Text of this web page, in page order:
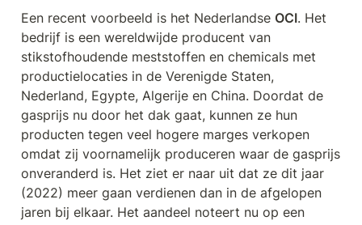
Een recent voorbeeld is het Nederlandse OCI. Het
bedrijf is een wereldwijde producent van
stikstofhoudende meststoffen en chemicals met
productielocaties in de Verenigde Staten,
Nederland, Egypte, Algerije en China. Doordat de
gasprijs nu door het dak gaat, kunnen ze hun
producten tegen veel hogere marges verkopen
omdat zij voornamelijk produceren waar de gasprijs
onveranderd is. Het ziet er naar uit dat ze dit jaar
(2022) meer gaan verdienen dan in de afgelopen
jaren bij elkaar. Het aandeel noteert nu op een